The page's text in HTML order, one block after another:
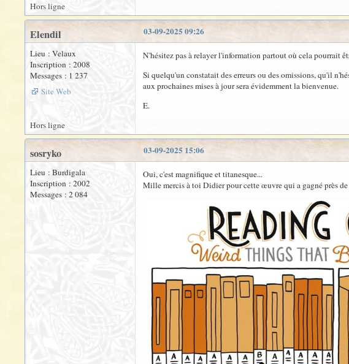
Hors ligne
03-09-2025 09:26
Elendil
Lieu : Velaux
Inscription : 2008
Messages : 1 237
Site Web
N'hésitez pas à relayer l'information partout où cela pourrait
Si quelqu'un constatait des erreurs ou des omissions, qu'il
aux prochaines mises à jour sera évidemment la bienvenue.
E.
Hors ligne
03-09-2025 15:06
sosryko
Lieu : Burdigala
Inscription : 2002
Messages : 2 084
Oui, c'est magnifique et titanesque...
Mille mercis à toi Didier pour cette œuvre qui a gagné près